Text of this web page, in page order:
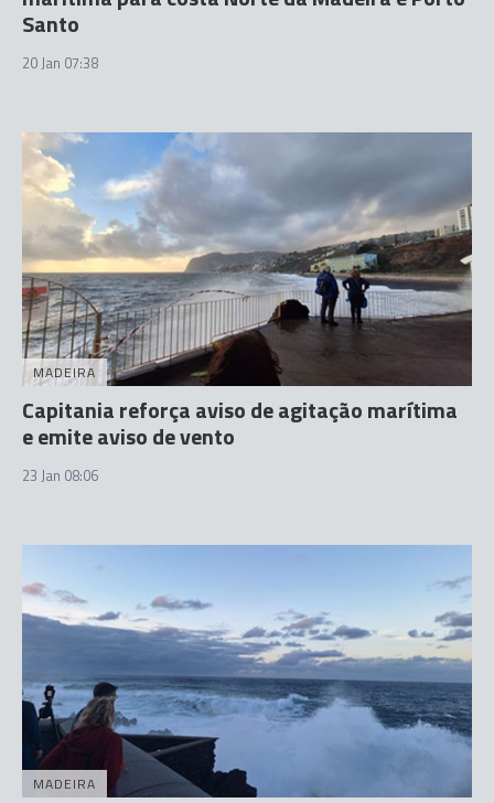
Santo
20 Jan 07:38
MADEIRA
Capitania reforça aviso de agitação marítima
e emite aviso de vento
23 Jan 08:06
MADEIRA